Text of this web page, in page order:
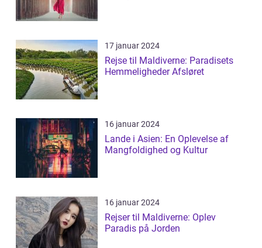
17 januar 2024
Rejse til Maldiverne: Paradisets
Hemmeligheder Afsløret
16 januar 2024
Lande i Asien: En Oplevelse af
Mangfoldighed og Kultur
16 januar 2024
Rejser til Maldiverne: Oplev
Paradis på Jorden